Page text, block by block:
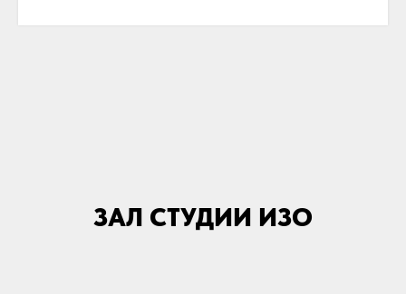
ЗАЛ СТУДИИ ИЗО